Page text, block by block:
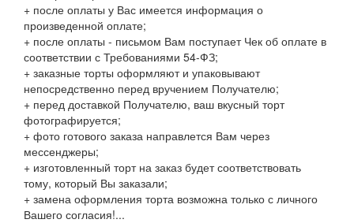
+ после оплаты у Вас имеется информация о
произведенной оплате;
+ после оплаты - письмом Вам поступает Чек об оплате в
соответствии с Требованиями 54-ФЗ;
+ заказные торты оформляют и упаковывают
непосредственно перед вручением Получателю;
+ перед доставкой Получателю, ваш вкусный торт
фотографируется;
+ фото готового заказа направлется Вам через
мессенджеры;
+ изготовленный торт на заказ будет соответствовать
тому, который Вы заказали;
+ замена оформления торта возможна только с личного
Вашего согласия!...